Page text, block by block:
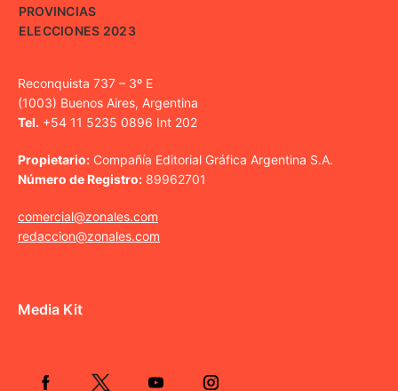
PROVINCIAS
ELECCIONES 2023
Reconquista 737 – 3º E
(1003) Buenos Aires, Argentina
Tel. +54 11 5235 0896 Int 202
Propietario: Compañía Editorial Gráfica Argentina S.A.
Número de Registro: 89962701
comercial@zonales.com
redaccion@zonales.com
Media Kit